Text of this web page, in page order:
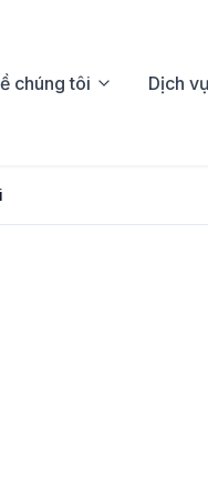
chúng tôi Dịch vụ